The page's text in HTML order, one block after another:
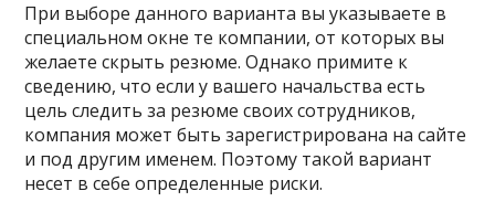
При выборе данного варианта вы указываете в
специальном окне те компании, от которых вы
желаете скрыть резюме. Однако примите к
сведению, что если у вашего начальства есть
цель следить за резюме своих сотрудников,
компания может быть зарегистрирована на сайте
и под другим именем. Поэтому такой вариант
несет в себе определенные риски.